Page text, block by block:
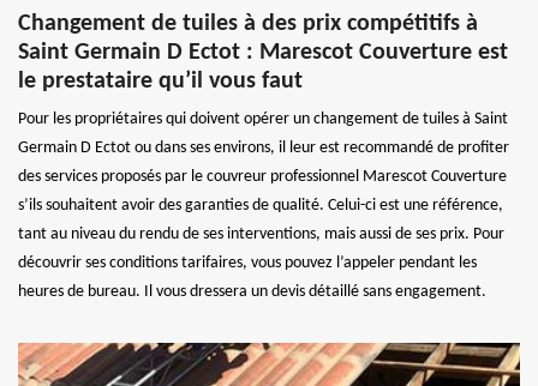
Changement de tuiles à des prix compétitifs à
Saint Germain D Ectot : Marescot Couverture est
le prestataire qu’il vous faut
Pour les propriétaires qui doivent opérer un changement de tuiles à Saint
Germain D Ectot ou dans ses environs, il leur est recommandé de profiter
des services proposés par le couvreur professionnel Marescot Couverture
s’ils souhaitent avoir des garanties de qualité. Celui-ci est une référence,
tant au niveau du rendu de ses interventions, mais aussi de ses prix. Pour
découvrir ses conditions tarifaires, vous pouvez l’appeler pendant les
heures de bureau. Il vous dressera un devis détaillé sans engagement.